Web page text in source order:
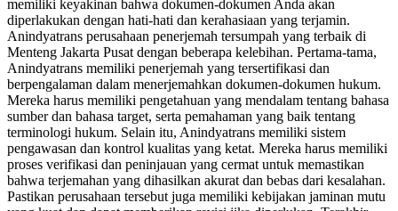
memiliki keyakinan bahwa dokumen-dokumen Anda akan
diperlakukan dengan hati-hati dan kerahasiaan yang terjamin.
Anindyatrans perusahaan penerjemah tersumpah yang terbaik di
Menteng Jakarta Pusat dengan beberapa kelebihan. Pertama-tama,
Anindyatrans memiliki penerjemah yang tersertifikasi dan
berpengalaman dalam menerjemahkan dokumen-dokumen hukum.
Mereka harus memiliki pengetahuan yang mendalam tentang bahasa
sumber dan bahasa target, serta pemahaman yang baik tentang
terminologi hukum. Selain itu, Anindyatrans memiliki sistem
pengawasan dan kontrol kualitas yang ketat. Mereka harus memiliki
proses verifikasi dan peninjauan yang cermat untuk memastikan
bahwa terjemahan yang dihasilkan akurat dan bebas dari kesalahan.
Pastikan perusahaan tersebut juga memiliki kebijakan jaminan mutu